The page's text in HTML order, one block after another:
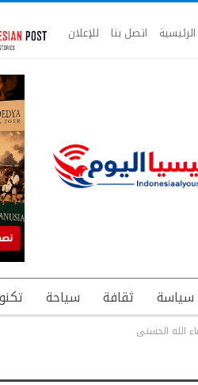
الرئيسية اتصل بنا للإعلان
سياسة ثقافة سياحة
الله الحسنی